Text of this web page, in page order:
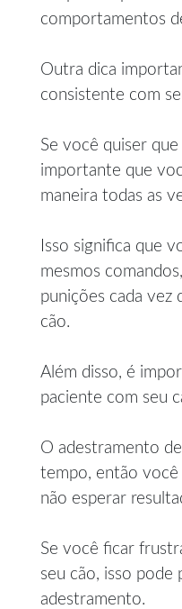
comportamentos
Outra dica
consistente com
Se você quiser
importante que
maneira todas as
Isso significa que
mesmos
punições cada vez
cão.
Além disso, é
paciente com seu
O adestramento
tempo, então você
não esperar
Se você ficar
seu cão, isso pode
adestramento.